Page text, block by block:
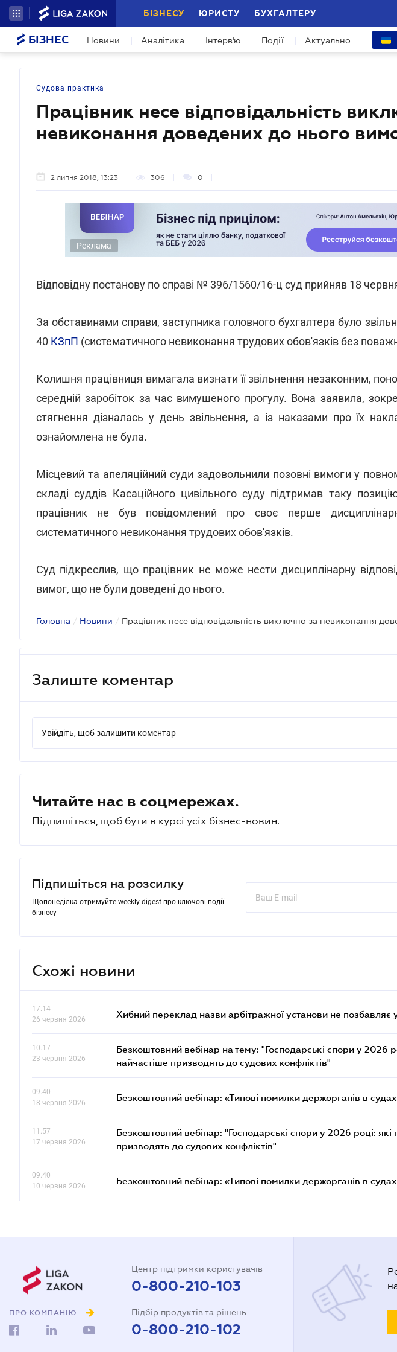
БІЗНЕСУ ЮРИСТУ БУХГАЛТЕРУ
БІЗНЕС Новини Аналітика Інтерв'ю Події Актуально
Судова практика
Працівник несе відповідальність
невиконання доведених до нього
2 липня 2018, 13:23 306 0
Реклама
Відповідну постанову по справі № 396/1560/16-ц суд прийняв 18
За обставинами справи, заступника головного бухгалтера було
40 КЗпП (систематичного невиконання трудових обов'язків без
Колишня працівниця вимагала визнати її звільнення незаконним,
середній заробіток за час вимушеного прогулу. Вона заявила,
стягнення дізналась у день звільнення, а із наказами про їх
ознайомлена не була.
Місцевий та апеляційний суди задовольнили позовні вимоги у
складі суддів Касаційного цивільного суду підтримав таку
працівник не був повідомлений про своє перше
систематичного невиконання трудових обов'язків.
Суд підкреслив, що працівник не може нести дисциплінарну
вимог, що не були доведені до нього.
Головна / Новини /
Залиште коментар
Увійдіть, щоб залишити коментар
Читайте нас в соцмережах.
Підпишіться, щоб бути в курсі усіх бізнес-новин.
Підпишіться на розсилку
Щопонеділка отримуйте weekly-digest про ключові події
бізнесу
Схожі новини
17.14
26 червня 2026
Хибний переклад назви арбітражної установи не позбавляє
10.17
23 червня 2026
Безкоштовний вебінар на тему: "Господарські спори у 2026
найчастіше призводять до судових конфліктів"
09.40
18 червня 2026
Безкоштовний вебінар: «Типові помилки держорганів в
11.57
17 червня 2026
Безкоштовний вебінар: "Господарські спори у 2026 році: які
призводять до судових конфліктів"
09.40
10 червня 2026
Безкоштовний вебінар: «Типові помилки держорганів в
ПРО КОМПАНІЮ
Центр підтримки користувачів
0-800-210-103
Підбір продуктів та рішень
0-800-210-102